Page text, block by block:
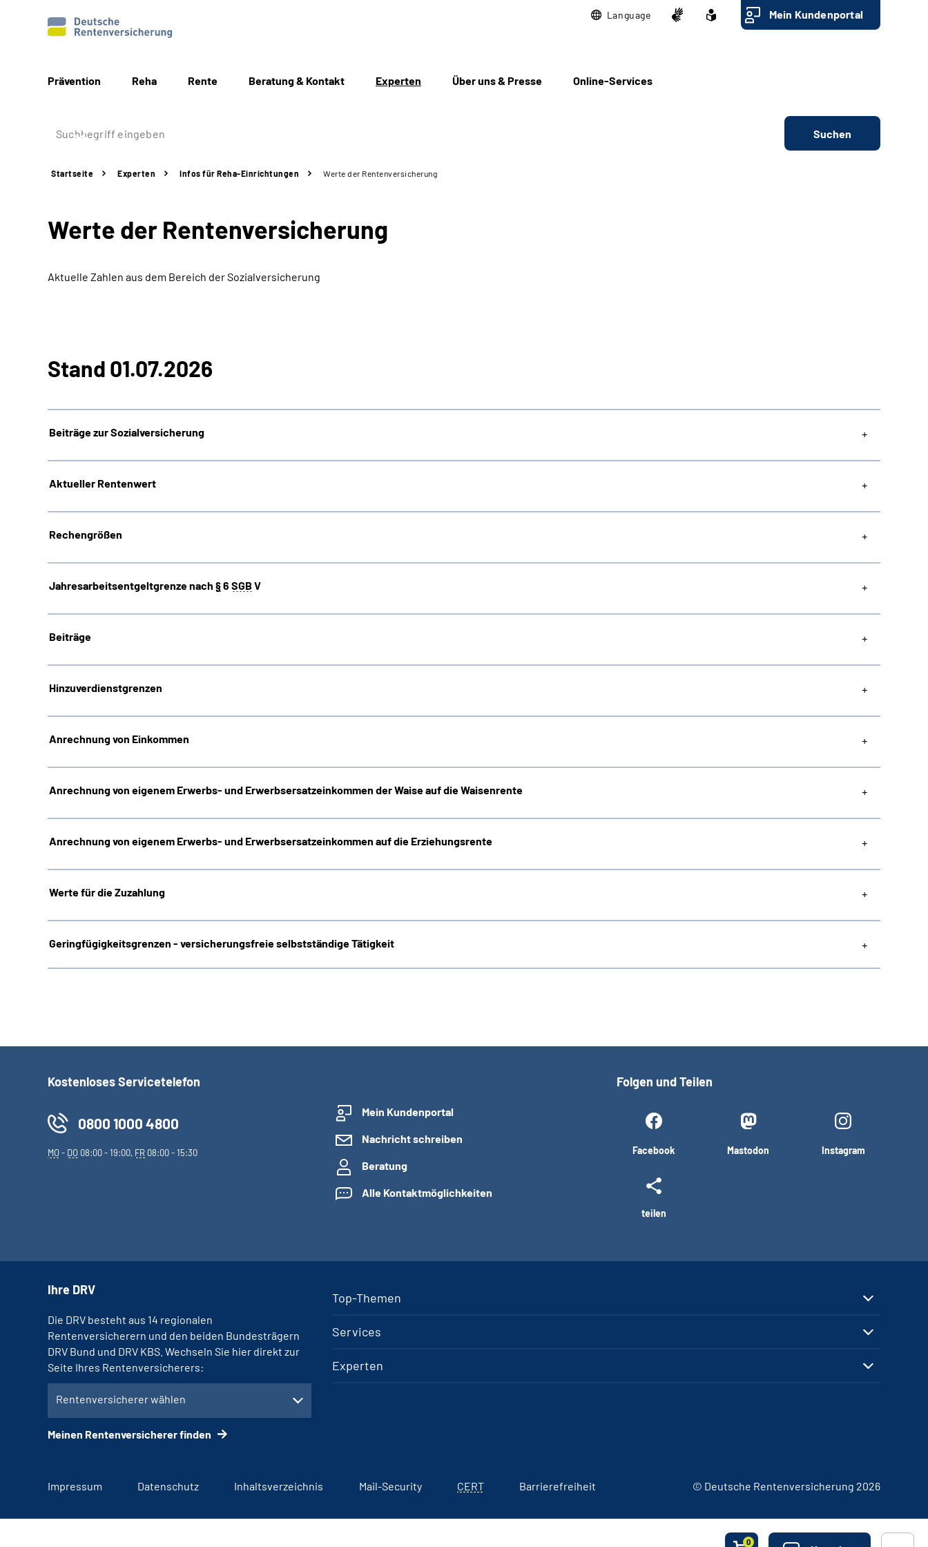
Language Mein Kundenportal
Prävention Reha Rente Beratung & Kontakt Experten Über uns & Presse Online-Services
Suchen
Startseite Experten Infos für Reha-Einrichtungen Werte der Rentenversicherung
Werte der Rentenversicherung
Aktuelle Zahlen aus dem Bereich der Sozialversicherung
Stand 01.07.2026
Beiträge zur Sozialversicherung
Aktueller Rentenwert
Rechengrößen
Jahresarbeitsentgeltgrenze nach §6 SGB V
Beiträge
Hinzuverdienstgrenzen
Anrechnung von Einkommen
Anrechnung von eigenem Erwerbs- und Erwerbsersatzeinkommen der Waise auf die Waisenrente
Anrechnung von eigenem Erwerbs- und Erwerbsersatzeinkommen auf die Erziehungsrente
Werte für die Zuzahlung
Geringfügigkeitsgrenzen - versicherungsfreie selbstständige Tätigkeit
0
Kostenloses Servicetelefon
0800 1000 4800
MO- DO 08:00 - 19:00, FR 08:00 - 15:30
Mein Kundenportal
Nachricht schreiben
Beratung
Alle Kontaktmöglichkeiten
Folgen und Teilen
Facebook Mastodon Instagram
teilen
Top-Themen
Services
Experten
Ihre DRV
Die DRV besteht aus 14 regionalen
Rentenversicherern und den beiden Bundesträgern
DRV Bund und DRV KBS. Wechseln Sie hier direkt zur
Seite Ihres Rentenversicherers:
Rentenversicherer wählen
Meinen Rentenversicherer finden
Impressum Datenschutz Inhaltsverzeichnis Mail-Security CERT Barrierefreiheit © Deutsche Rentenversicherung 2026